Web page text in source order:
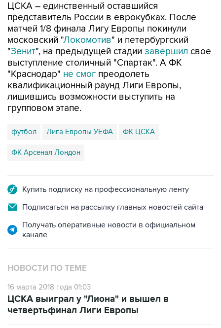
ЦСКА – единственный оставшийся
представитель России в еврокубках. После
матчей 1/8 финала Лигу Европы покинули
московский "Локомотив" и петербургский
"Зенит", на предыдущей стадии завершил свое
выступление столичный "Спартак". А ФК
"Краснодар" не смог преодолеть
квалификационный раунд Лиги Европы,
лишившись возможности выступить на
групповом этапе.
футбол Лига Европы УЕФА ФК ЦСКА
ФК Арсенал Лондон
Купить подписку на профессиональную ленту
Подписаться на рассылку главных новостей сайта
Получать оперативные новости в официальном
канале
НОВОСТИ ПО ТЕМЕ
16 марта 2018 года 01:03
ЦСКА выиграл у "Лиона" и вышел в
четвертьфинал Лиги Европы